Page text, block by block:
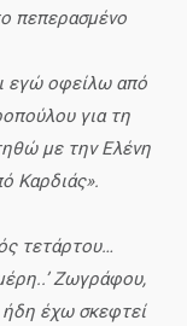
πεπερασμένο
εγώ οφείλω από
για τη
με την Ελένη
Καρδιάς».
τετάρτου…
Ζωγράφου,
έχω σκεφτεί